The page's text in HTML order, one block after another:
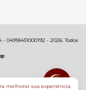
melhorar sua experiência.
- 2026. Todos